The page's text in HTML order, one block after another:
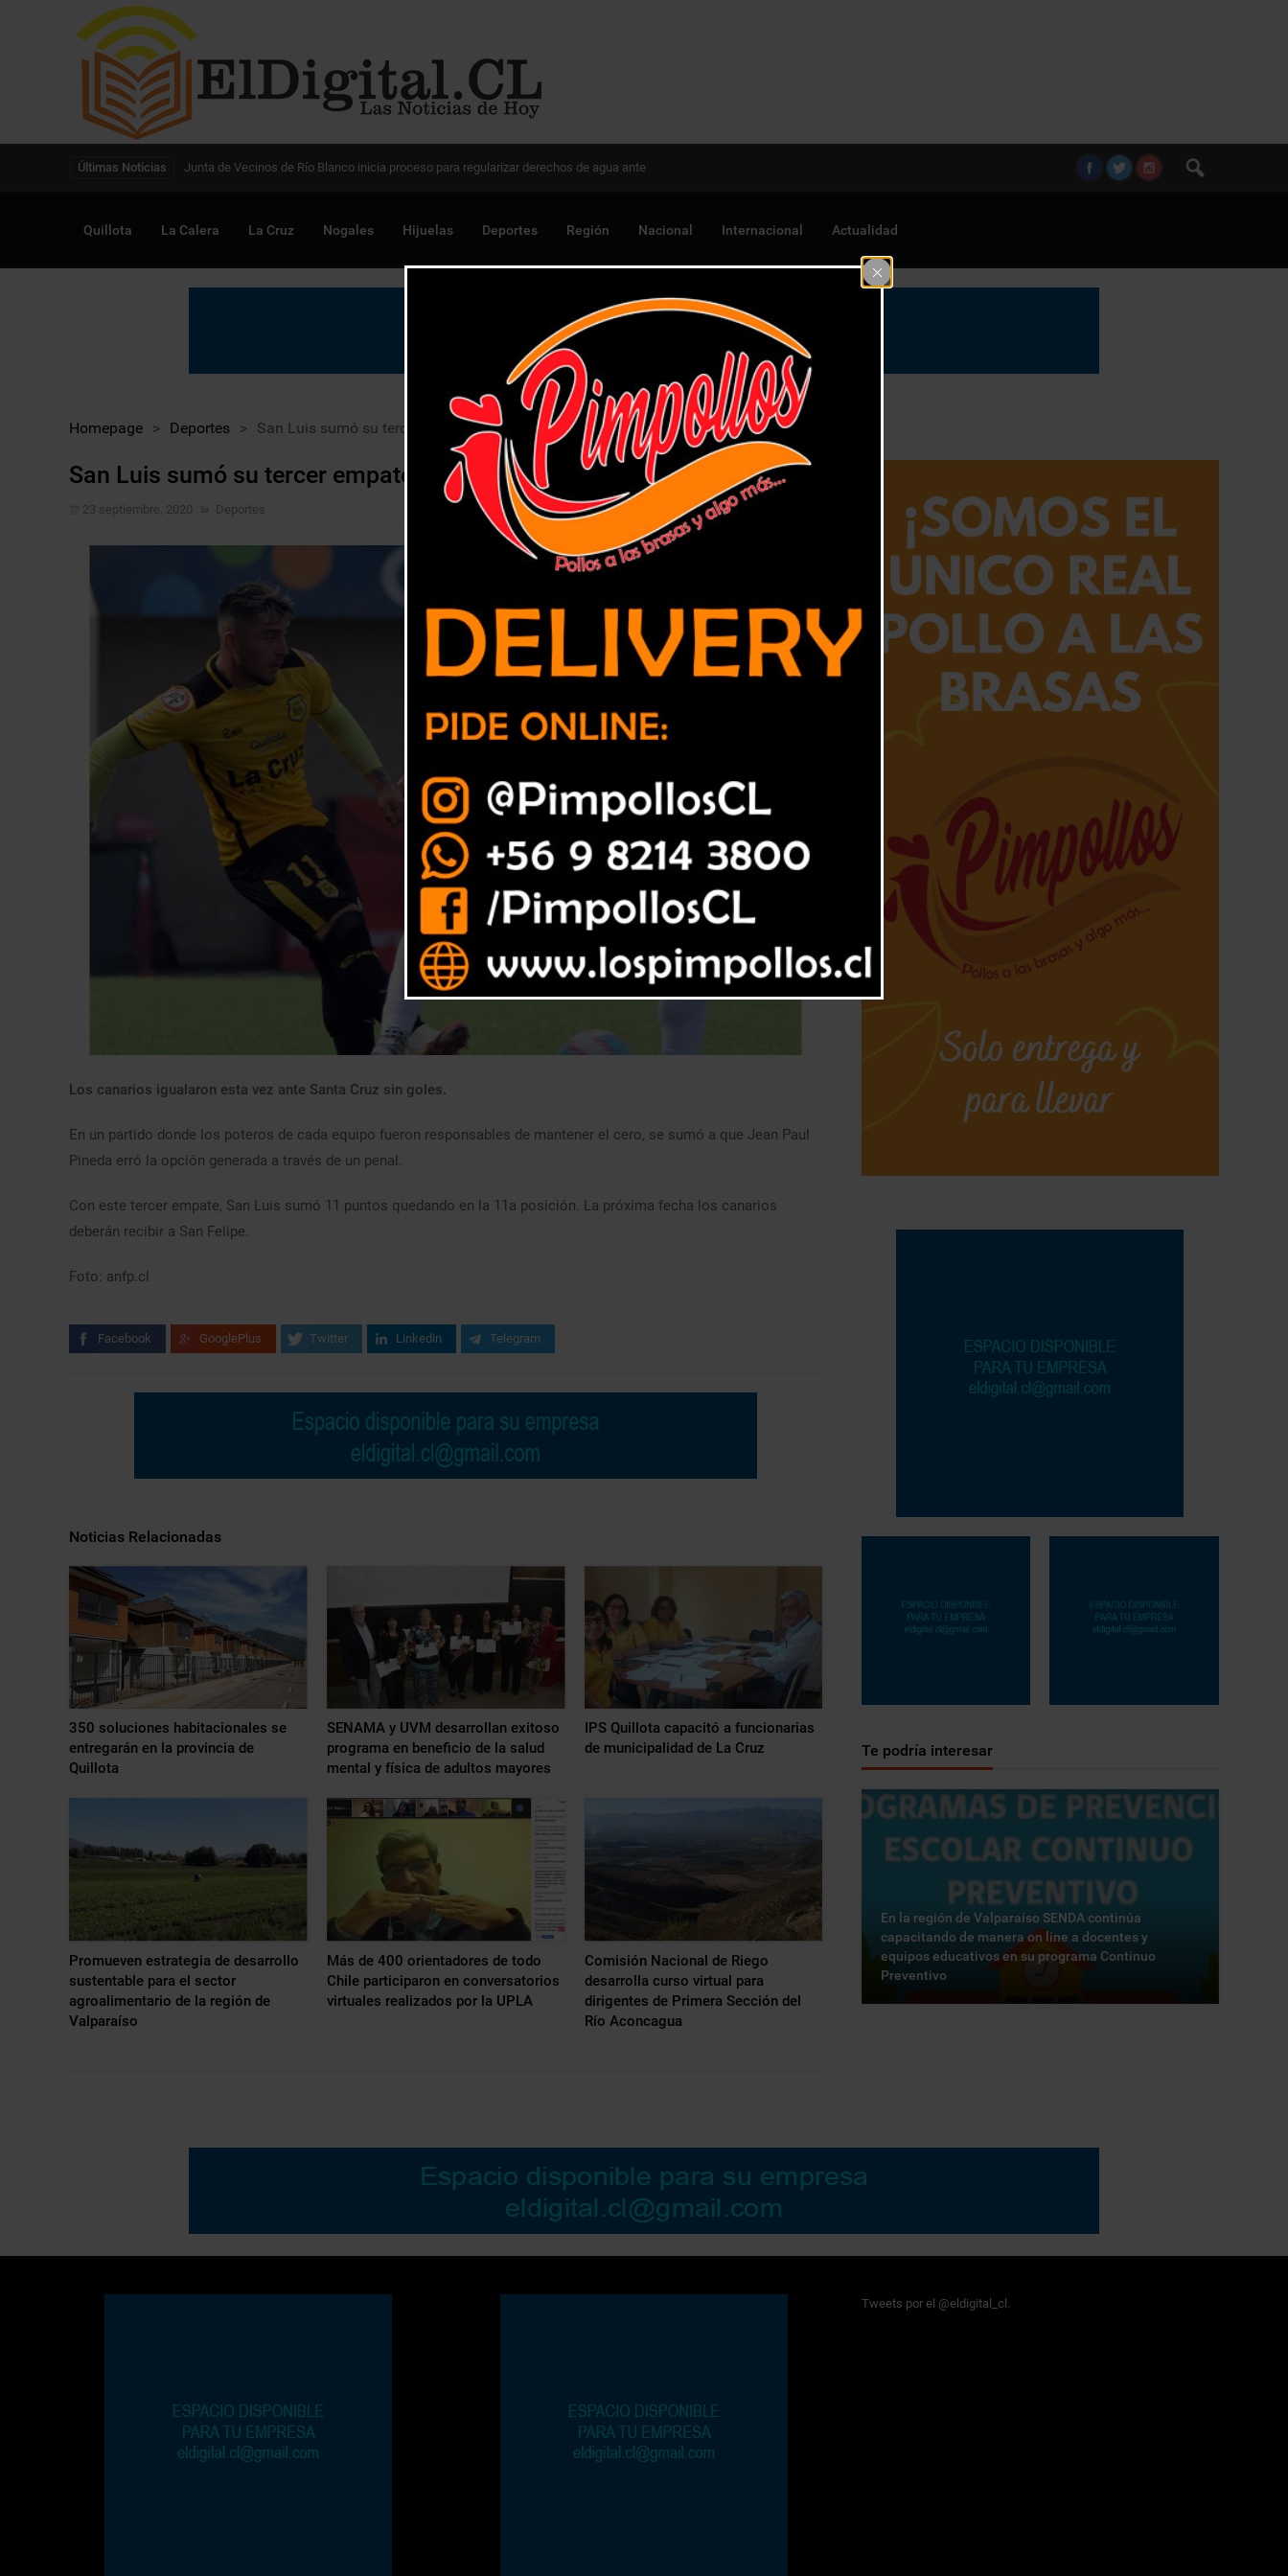
Últimas Noticias Digitalización de la gestión pública avanza en Chile para optimizar proyectos
Quillota La Calera La Cruz Nogales Hijuelas Deportes Región Nacional Internacional Actualidad
Homepage > Deportes > San Luis sumó su tercer empate consecutivo
San Luis sumó su tercer empate consecutivo
23 septiembre, 2020 Deportes
Los canarios igualaron esta vez ante Santa Cruz sin goles.
En un partido donde los poteros de cada equipo fueron responsables de mantener el cero, se sumó a que Jean Paul
Pineda erró la opción generada a través de un penal.
Con este tercer empate, San Luis sumó 11 puntos quedando en la 11a posición. La próxima fecha los canarios
deberán recibir a San Felipe.
Foto: anfp.cl
Facebook GooglePlus Twitter Linkedin Telegram
Noticias Relacionadas
350 soluciones habitacionales se
entregarán en la provincia de
Quillota
SENAMA y UVM desarrollan exitoso
programa en beneficio de la salud
mental y física de adultos mayores
IPS Quillota capacitó a funcionarias
de municipalidad de La Cruz
Promueven estrategia de desarrollo
sustentable para el sector
agroalimentario de la región de
Valparaíso
Más de 400 orientadores de todo
Chile participaron en conversatorios
virtuales realizados por la UPLA
Comisión Nacional de Riego
desarrolla curso virtual para
dirigentes de Primera Sección del
Río Aconcagua
Te podría interesar
En la región de Valparaíso SENDA continúa
capacitando de manera on line a docentes y
equipos educativos en su programa Continuo
Preventivo
Tweets por el @eldigital_cl.